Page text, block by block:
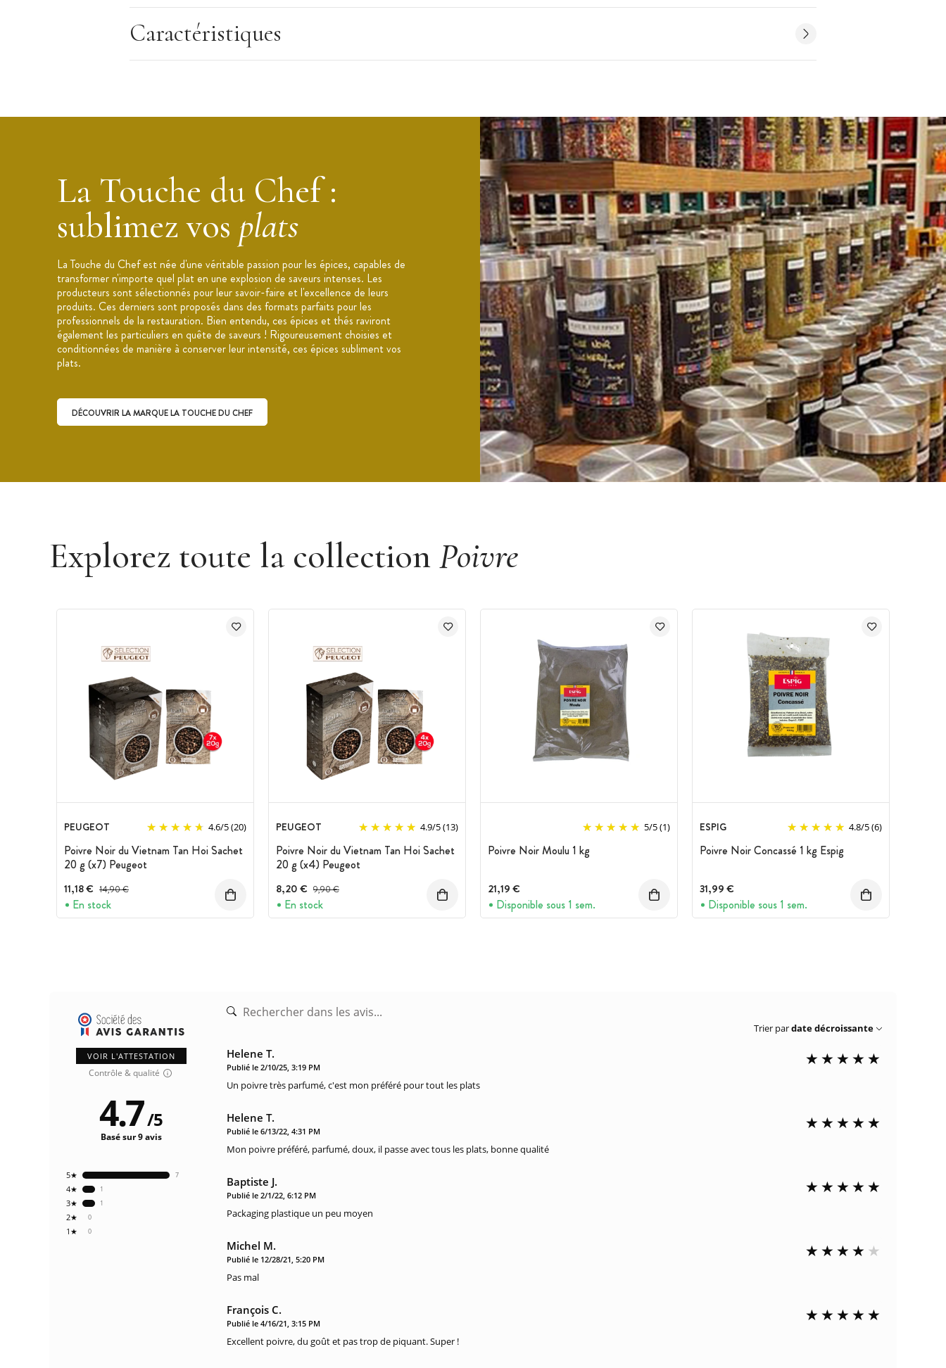
Idéal pour recharger votre moulin à poivre
Parfum intense
Caractéristiques
La Touche du Chef :
sublimez vos plats
La Touche du Chef est née d'une véritable passion pour les épices, capables de
transformer n'importe quel plat en une explosion de saveurs intenses. Les
producteurs sont sélectionnés pour leur savoir-faire et l'excellence de leurs
produits. Ces derniers sont proposés dans des formats parfaits pour les
professionnels de la restauration. Bien entendu, ces épices et thés raviront
également les particuliers en quête de saveurs ! Rigoureusement choisies et
conditionnées de manière à conserver leur intensité, ces épices subliment vos
plats.
DÉCOUVRIR LA MARQUE LA TOUCHE DU CHEF
Explorez toute la collection Poivre
PEUGEOT 4.6/5(20)
Poivre Noir du Vietnam Tan Hoi Sachet
20 g (x7) Peugeot
11,18 € Prix avant réduction :
14,90 €
En stock
PEUGEOT 4.9/5(13)
Poivre Noir du Vietnam Tan Hoi Sachet
20 g (x4) Peugeot
8,20 € Prix avant réduction :
9,90 €
En stock
5/5(1)
Poivre Noir Moulu 1 kg
21,19 €
Disponible sous 1 sem.
ESPIG 4.8/5(6)
Poivre Noir Concassé 1 kg Espig
31,99 €
Disponible sous 1 sem.
VOIR L'ATTESTATION
Contrôle & qualité
0
1★
0
2★
1
3★
1
4★
7
5★
4.7/5
Basé sur 9 avis
Trier pardate décroissante
Helene T.
Publié le 2/10/25, 3:19 PM
Un poivre très parfumé, c'est mon préféré pour tout les plats
Helene T.
Publié le 6/13/22, 4:31 PM
Mon poivre préféré, parfumé, doux, il passe avec tous les plats, bonne qualité
Baptiste J.
Publié le 2/1/22, 6:12 PM
Packaging plastique un peu moyen
Michel M.
Publié le 12/28/21, 5:20 PM
Pas mal
François C.
Publié le 4/16/21, 3:15 PM
Excellent poivre, du goût et pas trop de piquant. Super !